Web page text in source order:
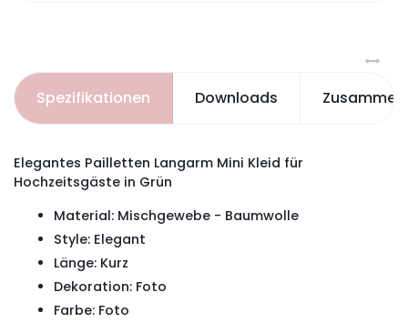
Spezifikationen Downloads
Elegantes Pailletten Langarm Mini Kleid für
Hochzeitsgäste in Grün
Material: Mischgewebe - Baumwolle
Style: Elegant
Länge: Kurz
Dekoration: Foto
Farbe: Foto